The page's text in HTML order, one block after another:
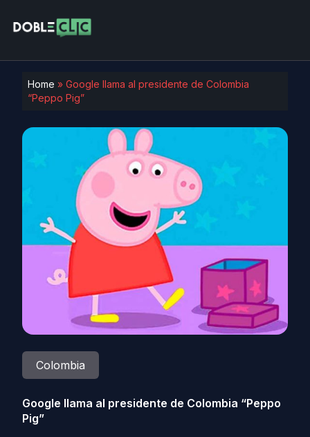
Home » Google llama al presidente de Colombia
“Peppo Pig”
Colombia
Google llama al presidente de Colombia “Peppo
Pig”